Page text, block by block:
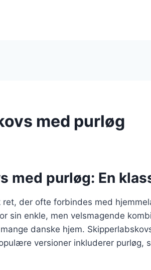
med purløg
med purløg: En
der ofte forbindes med
sin enkle, men velsmagende
danske hjem.
versioner inkluderer purløg,